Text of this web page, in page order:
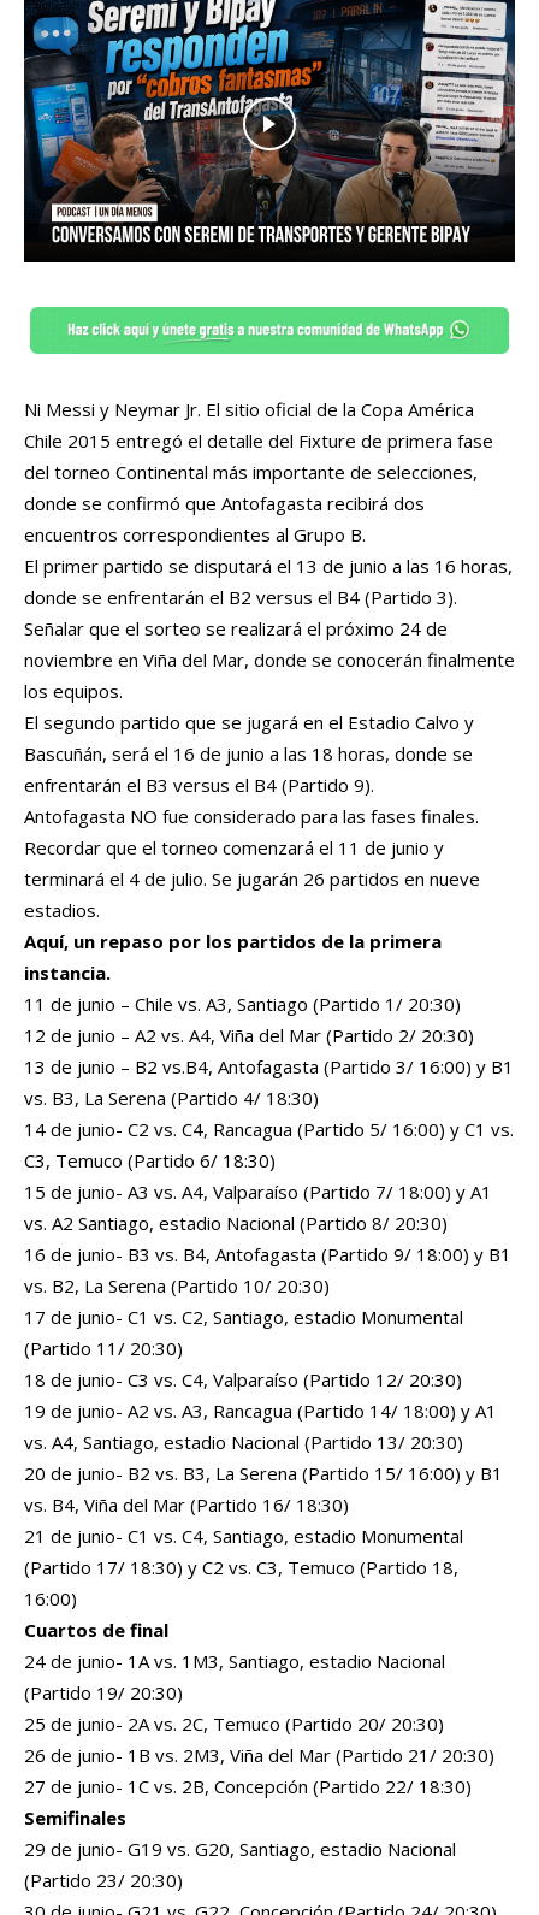
Ni Messi y Neymar Jr. El sitio oficial de la Copa América
Chile 2015 entregó el detalle del Fixture de primera fase
del torneo Continental más importante de selecciones,
donde se confirmó que Antofagasta recibirá dos
encuentros correspondientes al Grupo B.
El primer partido se disputará el 13 de junio a las 16 horas,
donde se enfrentarán el B2 versus el B4 (Partido 3).
Señalar que el sorteo se realizará el próximo 24 de
noviembre en Viña del Mar, donde se conocerán finalmente
los equipos.
El segundo partido que se jugará en el Estadio Calvo y
Bascuñán, será el 16 de junio a las 18 horas, donde se
enfrentarán el B3 versus el B4 (Partido 9).
Antofagasta NO fue considerado para las fases finales.
Recordar que el torneo comenzará el 11 de junio y
terminará el 4 de julio. Se jugarán 26 partidos en nueve
estadios.
Aquí, un repaso por los partidos de la primera
instancia.
11 de junio – Chile vs. A3, Santiago (Partido 1/ 20:30)
12 de junio – A2 vs. A4, Viña del Mar (Partido 2/ 20:30)
13 de junio – B2 vs.B4, Antofagasta (Partido 3/ 16:00) y B1
vs. B3, La Serena (Partido 4/ 18:30)
14 de junio- C2 vs. C4, Rancagua (Partido 5/ 16:00) y C1 vs.
C3, Temuco (Partido 6/ 18:30)
15 de junio- A3 vs. A4, Valparaíso (Partido 7/ 18:00) y A1
vs. A2 Santiago, estadio Nacional (Partido 8/ 20:30)
16 de junio- B3 vs. B4, Antofagasta (Partido 9/ 18:00) y B1
vs. B2, La Serena (Partido 10/ 20:30)
17 de junio- C1 vs. C2, Santiago, estadio Monumental
(Partido 11/ 20:30)
18 de junio- C3 vs. C4, Valparaíso (Partido 12/ 20:30)
19 de junio- A2 vs. A3, Rancagua (Partido 14/ 18:00) y A1
vs. A4, Santiago, estadio Nacional (Partido 13/ 20:30)
20 de junio- B2 vs. B3, La Serena (Partido 15/ 16:00) y B1
vs. B4, Viña del Mar (Partido 16/ 18:30)
21 de junio- C1 vs. C4, Santiago, estadio Monumental
(Partido 17/ 18:30) y C2 vs. C3, Temuco (Partido 18,
16:00)
Cuartos de final
24 de junio- 1A vs. 1M3, Santiago, estadio Nacional
(Partido 19/ 20:30)
25 de junio- 2A vs. 2C, Temuco (Partido 20/ 20:30)
26 de junio- 1B vs. 2M3, Viña del Mar (Partido 21/ 20:30)
27 de junio- 1C vs. 2B, Concepción (Partido 22/ 18:30)
Semifinales
29 de junio- G19 vs. G20, Santiago, estadio Nacional
(Partido 23/ 20:30)